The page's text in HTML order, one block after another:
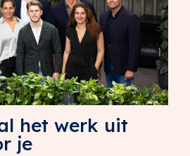
het werk uit
je